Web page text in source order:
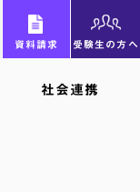
資料請求 受験生の方へ
社会連携